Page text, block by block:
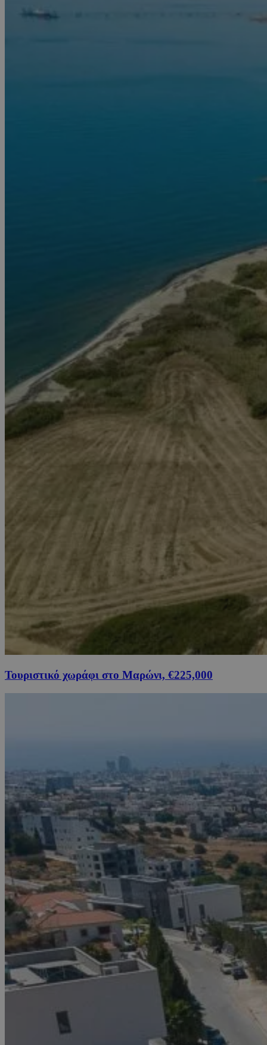
Τουριστικό χωράφι στο Μαρώνι, €225,000